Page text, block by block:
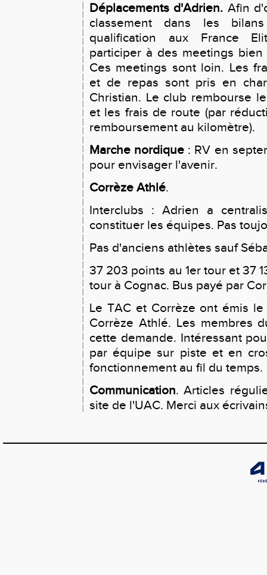
Déplacements d'Adrien. Afin
classement dans les
qualification aux France
participer à des meetings
Ces meetings sont loin. Les
et de repas sont pris en
Christian. Le club rembourse
et les frais de route (par
remboursement au kilomètre).
Marche nordique : RV en
pour envisager l'avenir.
Corrèze Athlé.
Interclubs : Adrien a
constituer les équipes. Pas
Pas d'anciens athlètes sauf
37 203 points au 1er tour et 37
tour à Cognac. Bus payé par
Le TAC et Corrèze ont émis
Corrèze Athlé. Les membres
cette demande. Intéressant
par équipe sur piste et en
fonctionnement au fil du temps.
Communication. Articles
site de l'UAC. Merci aux